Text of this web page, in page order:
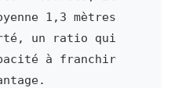
1,3 mètres
un ratio qui
à franchir